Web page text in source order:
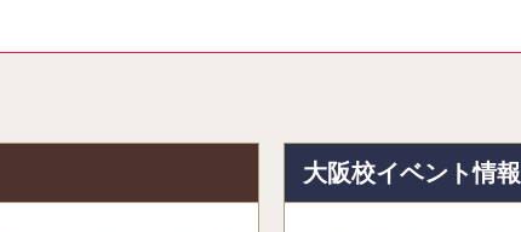
大阪校イベント情報